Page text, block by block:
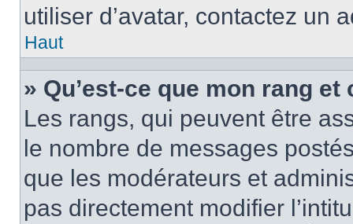
utiliser d’avatar, contactez un
Haut
» Qu’est-ce que mon rang
Les rangs, qui peuvent être
le nombre de messages
que les modérateurs et
pas directement modifier